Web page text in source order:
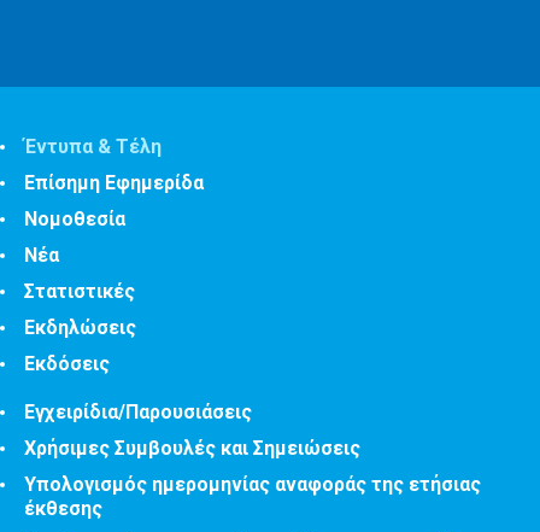
Έντυπα & Τέλη
Επίσημη Εφημερίδα
Νομοθεσία
Νέα
Στατιστικές
Εκδηλώσεις
Εκδόσεις
Εγχειρίδια/Παρουσιάσεις
Χρήσιμες Συμβουλές και Σημειώσεις
Υπολογισμός ημερομηνίας αναφοράς της ετήσιας
έκθεσης